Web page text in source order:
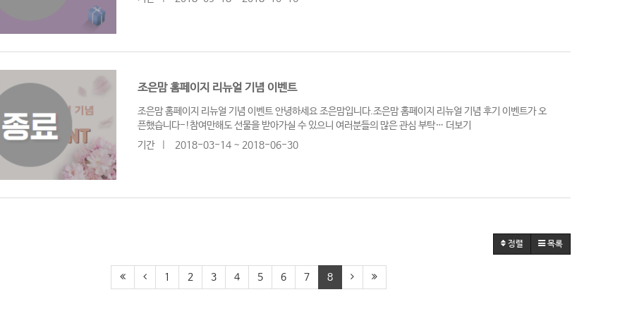
조은맘 홈페이지 리뉴얼 기념 이벤트
조은맘 홈페이지 리뉴얼 기념 이벤트 안녕하세요 조은맘입니다.조은맘 홈페이지 리뉴얼 기념 후기 이벤트가 오
픈했습니다-!참여만해도 선물을 받아가실 수 있으니 여러분들의 많은 관심 부탁… 더보기
기간
2018-03-14 ~ 2018-06-30
정렬 목록
1 2 3 4 5 6 7 8